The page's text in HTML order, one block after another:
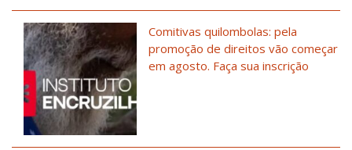
Comitivas quilombolas: pela
promoção de direitos vão começar
em agosto. Faça sua inscrição